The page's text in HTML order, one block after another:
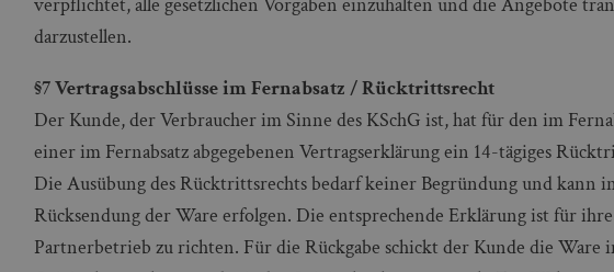
darzustellen.
§7 Vertragsabschlüsse im Fernabsatz / Rücktrittsrecht
Der Kunde, der Verbraucher im Sinne des KSchG ist, hat für den im
einer im Fernabsatz abgegebenen Vertragserklärung ein 14-tägiges
Die Ausübung des Rücktrittsrechts bedarf keiner Begründung und kann
Rücksendung der Ware erfolgen. Die entsprechende Erklärung ist für
Partnerbetrieb zu richten. Für die Rückgabe schickt der Kunde die